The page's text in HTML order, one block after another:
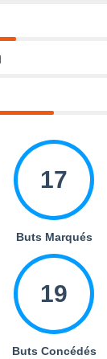
17
Buts Marqués
19
Buts Concédés